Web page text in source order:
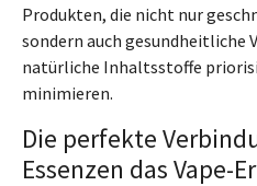
Produkten, die nicht nur
sondern auch gesundheitliche
natürliche Inhaltsstoffe
minimieren.
Die perfekte
Essenzen das Vape-